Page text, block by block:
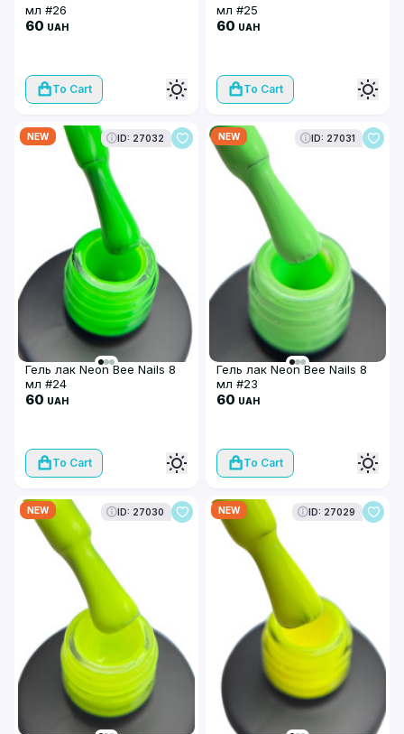
мл #26
60 UAH
To Cart
мл #25
60 UAH
To Cart
NEW ID: 27032
Гель лак Neon Bee Nails 8
мл #24
60 UAH
To Cart
NEW ID: 27031
Гель лак Neon Bee Nails 8
мл #23
60 UAH
To Cart
NEW ID: 27030 NEW ID: 27029